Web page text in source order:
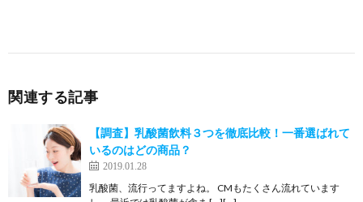
関連する記事
【調査】乳酸菌飲料３つを徹底比較！一番選ばれて
いるのはどの商品？
2019.01.28
乳酸菌、流行ってますよね。 CMもたくさん流れています